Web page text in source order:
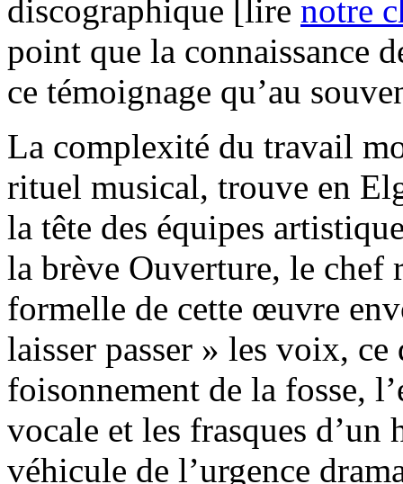
discographique [lire notre
point que la connaissance
ce témoignage qu’au
La complexité du travail
rituel musical, trouve en
la tête des équipes
la brève Ouverture, le chef
formelle de cette œuvre
laisser passer » les voix,
foisonnement de la fosse,
vocale et les frasques
véhicule de l’urgence